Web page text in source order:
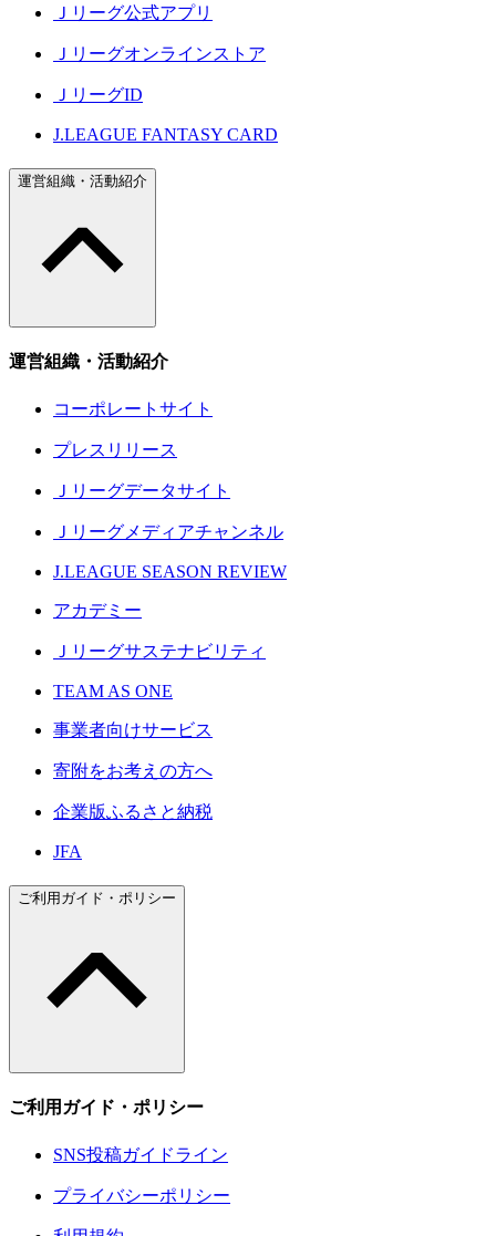
Ｊリーグ公式アプリ
Ｊリーグオンラインストア
ＪリーグID
J.LEAGUE FANTASY CARD
運営組織・活動紹介
運営組織・活動紹介
コーポレートサイト
プレスリリース
Ｊリーグデータサイト
Ｊリーグメディアチャンネル
J.LEAGUE SEASON REVIEW
アカデミー
Ｊリーグサステナビリティ
TEAM AS ONE
事業者向けサービス
寄附をお考えの方へ
企業版ふるさと納税
JFA
ご利用ガイド・ポリシー
ご利用ガイド・ポリシー
SNS投稿ガイドライン
プライバシーポリシー